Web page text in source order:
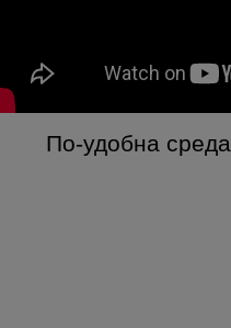
По-удобна среда